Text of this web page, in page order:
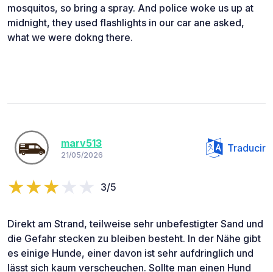
mosquitos, so bring a spray. And police woke us up at
midnight, they used flashlights in our car ane asked,
what we were dokng there.
marv513
21/05/2026
Traducir
3/5
Direkt am Strand, teilweise sehr unbefestigter Sand und
die Gefahr stecken zu bleiben besteht. In der Nähe gibt
es einige Hunde, einer davon ist sehr aufdringlich und
lässt sich kaum verscheuchen. Sollte man einen Hund